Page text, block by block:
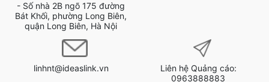
- Số nhà 2B ngõ 175 đường
Bát Khối, phường Long Biên,
quận Long Biên, Hà Nội
linhnt@ideaslink.vn
Liên hệ Quảng cáo:
0963888883